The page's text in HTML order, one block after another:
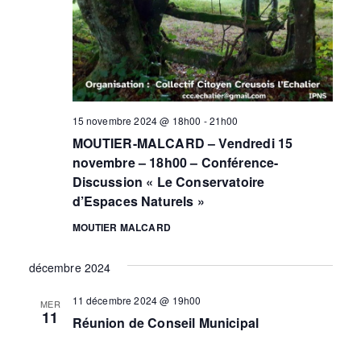
MOUTIER-MALCARD – Vendredi 15
novembre – 18h00 – Conférence-
Discussion « Le Conservatoire
d’Espaces Naturels »
15 novembre 2024 @ 18h00 -21h00
MOUTIER MALCARD
décembre 2024
MER
11 Réunion de Conseil Municipal
11 décembre 2024 @ 19h00